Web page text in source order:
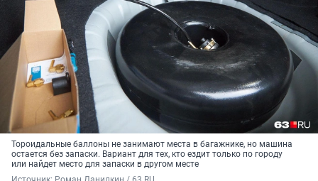
Тороидальные баллоны не занимают места в багажнике, но машина
остается без запаски. Вариант для тех, кто ездит только по городу
или найдет место для запаски в другом месте